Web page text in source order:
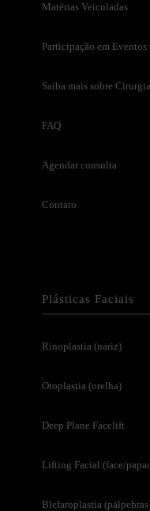
Matérias Veiculadas
Participação em
Saiba mais sobre
FAQ
Agendar consulta
Contato
Plásticas Faciais
Rinoplastia (nariz)
Otoplastia (orelha)
Deep Plane Facelift
Lifting Facial (face/
Blefaroplastia